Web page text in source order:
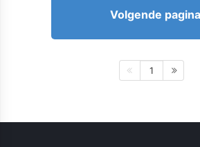
Volgende pagina
1